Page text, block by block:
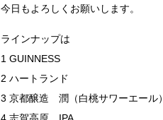
今日もよろしくお願いします。
ラインナップは
1 GUINNESS
2 ハートランド
3 京都醸造 潤（白桃サワーエール）